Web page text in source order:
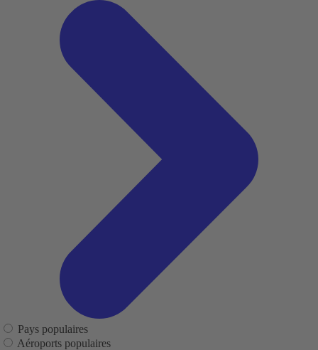
Pays populaires
Aéroports populaires